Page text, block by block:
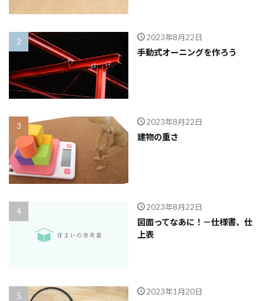
2023年8月22日
手動式オーニングを作ろう
2023年8月22日
建物の重さ
2023年8月22日
図面ってなあに！－仕様書、仕
上表
2023年1月20日